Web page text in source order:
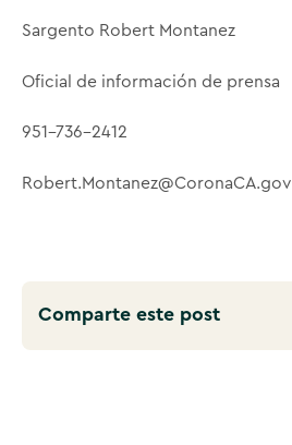
Sargento Robert Montanez
Oficial de información de prensa
951-736-2412
Robert.Montanez@CoronaCA.gov
Comparte este post